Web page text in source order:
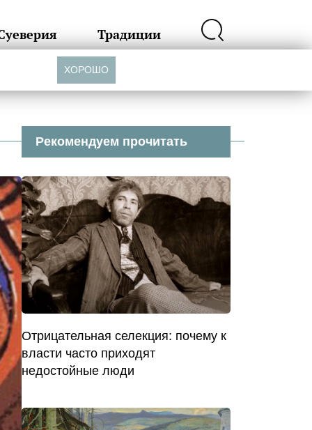
Традиции
Рекомендуем прочитать
Отрицательная селекция: почему к
власти часто приходят
недостойные люди
ХОРОШО